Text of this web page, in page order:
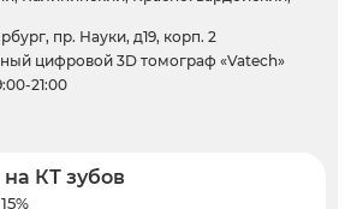
пр. Науки, д19, корп. 2
цифровой 3D томограф «Vatech»
21:00
КТ зубов